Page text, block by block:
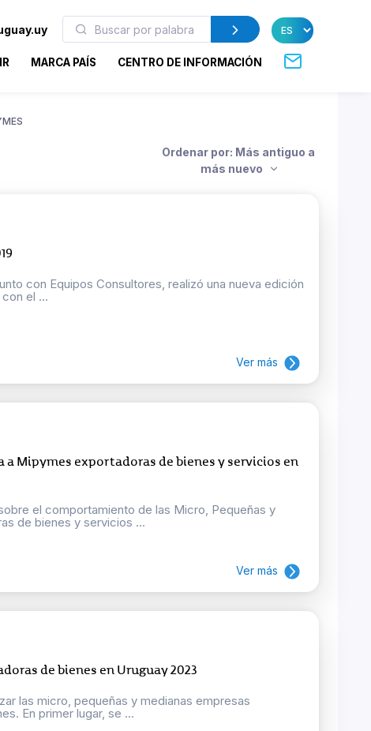
MARCA PAÍS CENTRO DE INFORMACIÓN
Ordenar por: Más antiguo a
más nuevo
con Equipos Consultores, realizó una nueva edición
el ...
Ver más
Mipymes exportadoras de bienes y servicios en
el comportamiento de las Micro, Pequeñas y
de bienes y servicios ...
Ver más
de bienes en Uruguay 2023
las micro, pequeñas y medianas empresas
En primer lugar, se ...